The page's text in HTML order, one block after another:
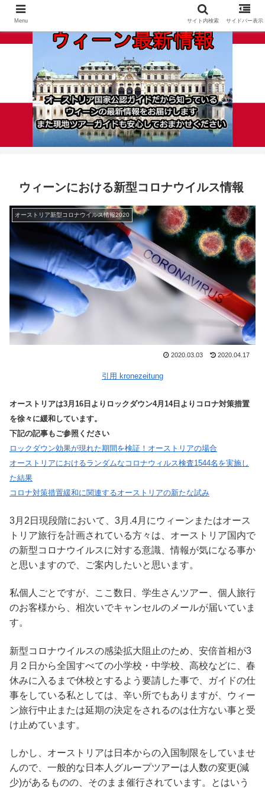
ウィーンにおける新型コロナウイルス情報
オーストリア新型コロナウイルス情報2020
2020.03.03 2020.04.17
引用 kronezeitung
オーストリアは3月16日よりロックダウン4月14日よりコロナ対策措置
を徐々に緩和しています。
下記の記事もご参照ください
ロックダウン効果が現れた期間を検証！オーストリアの場合
オーストリアにおけるランダムなコロナウィルス検査1544名を実施し
た結果
コロナ対策措置緩和に関連するオーストリアの新たな試み
3月2日現段階において、3月.4月にウィーンまたはオース
トリア旅行を計画されている方々は、オーストリア国内で
の新型コロナウイルスに対する意識、情報が気になる事か
と思いますので、ご案内したいと思います。
私個人ごとですが、ここ数日、学生さんツアー、個人旅行
のお客様から、相次いでキャンセルのメールが届いていま
す。
新型コロナウイルスの感染拡大阻止のため、安倍首相が3
月２日から全国すべての小学校・中学校、高校などに、春
休みに入るまで休校とするよう要請した事で、ガイドの仕
事をしている私としては、辛い所でもありますが、ウィー
ン旅行中止または延期の決定をされるのは仕方ない事と受
け止めています。
しかし、オーストリアは日本からの入国制限をしていませ
んので、一般的な日本人グループツアーは人数の変更(減
少)があるものの、そのまま催行されています。とはいう
Menu サイト内検索 サイドバー表示